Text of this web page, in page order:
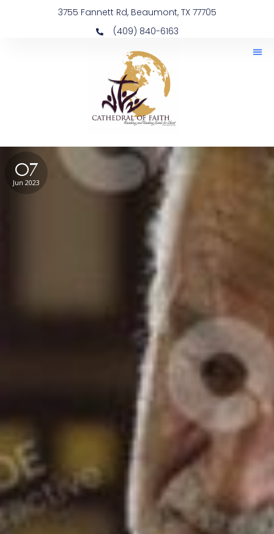
3755 Fannett Rd, Beaumont, TX 77705
(409) 840-6163
07
Jun 2023